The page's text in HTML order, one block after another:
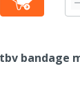
bandage